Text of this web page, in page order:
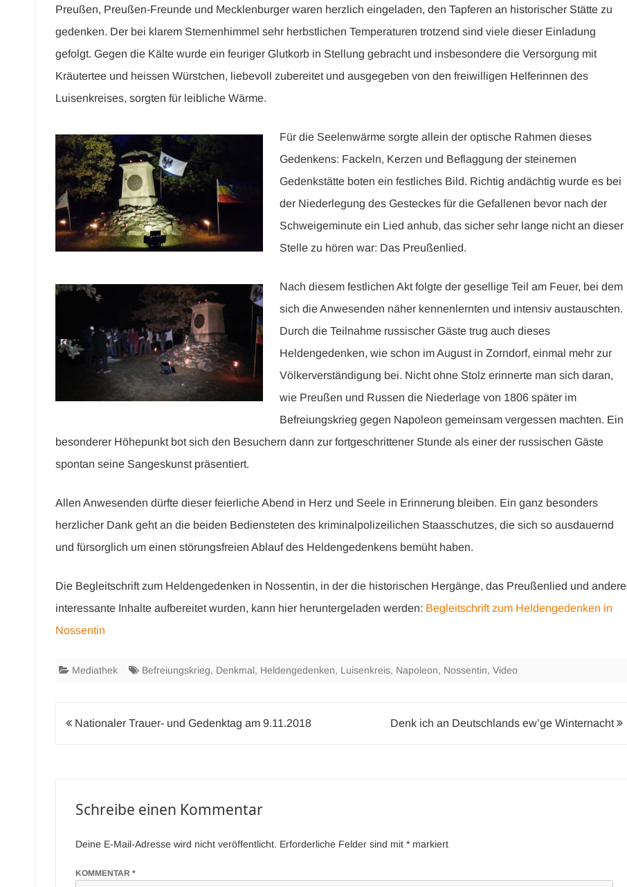
Preußen, Preußen-Freunde und Mecklenburger waren herzlich eingeladen, den Tapferen an historischer Stätte zu
gedenken. Der bei klarem Sternenhimmel sehr herbstlichen Temperaturen trotzend sind viele dieser Einladung
gefolgt. Gegen die Kälte wurde ein feuriger Glutkorb in Stellung gebracht und insbesondere die Versorgung mit
Kräutertee und heissen Würstchen, liebevoll zubereitet und ausgegeben von den freiwilligen Helferinnen des
Luisenkreises, sorgten für leibliche Wärme.
Für die Seelenwärme sorgte allein der optische Rahmen dieses
Gedenkens: Fackeln, Kerzen und Beflaggung der steinernen
Gedenkstätte boten ein festliches Bild. Richtig andächtig wurde es bei
der Niederlegung des Gesteckes für die Gefallenen bevor nach der
Schweigeminute ein Lied anhub, das sicher sehr lange nicht an dieser
Stelle zu hören war: Das Preußenlied.
Nach diesem festlichen Akt folgte der gesellige Teil am Feuer, bei dem
sich die Anwesenden näher kennenlernten und intensiv austauschten.
Durch die Teilnahme russischer Gäste trug auch dieses
Heldengedenken, wie schon im August in Zorndorf, einmal mehr zur
Völkerverständigung bei. Nicht ohne Stolz erinnerte man sich daran,
wie Preußen und Russen die Niederlage von 1806 später im
Befreiungskrieg gegen Napoleon gemeinsam vergessen machten. Ein
besonderer Höhepunkt bot sich den Besuchern dann zur fortgeschrittener Stunde als einer der russischen Gäste
spontan seine Sangeskunst präsentiert.
Allen Anwesenden dürfte dieser feierliche Abend in Herz und Seele in Erinnerung bleiben. Ein ganz besonders
herzlicher Dank geht an die beiden Bediensteten des kriminalpolizeilichen Staasschutzes, die sich so ausdauernd
und fürsorglich um einen störungsfreien Ablauf des Heldengedenkens bemüht haben.
Die Begleitschrift zum Heldengedenken in Nossentin, in der die historischen Hergänge, das Preußenlied und andere
interessante Inhalte aufbereitet wurden, kann hier heruntergeladen werden: Begleitschrift zum Heldengedenken in
Nossentin
Mediathek Befreiungskrieg, Denkmal, Heldengedenken, Luisenkreis, Napoleon, Nossentin, Video
Beitragsnavigation
Nationaler Trauer- und Gedenktag am 9.11.2018 Denk ich an Deutschlands ew’ge Winternacht
Schreibe einen Kommentar
Deine E-Mail-Adresse wird nicht veröffentlicht. Erforderliche Felder sind mit * markiert
KOMMENTAR *